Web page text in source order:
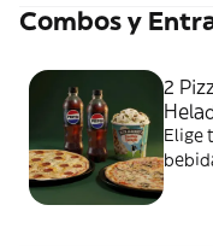
Combos y
2
Elige